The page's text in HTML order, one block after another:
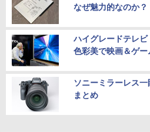
なぜ魅力的なのか？
ハイグレードテレ
色彩美で映画＆ゲ
ソニーミラーレス
まとめ